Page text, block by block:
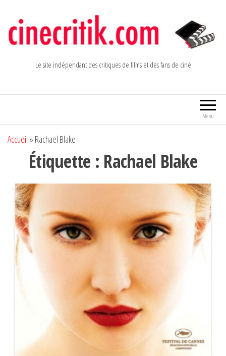
contenu
Le site indépendant des critiques de films et des fans de ciné
Menu
Accueil » Rachael Blake
Étiquette : Rachael Blake